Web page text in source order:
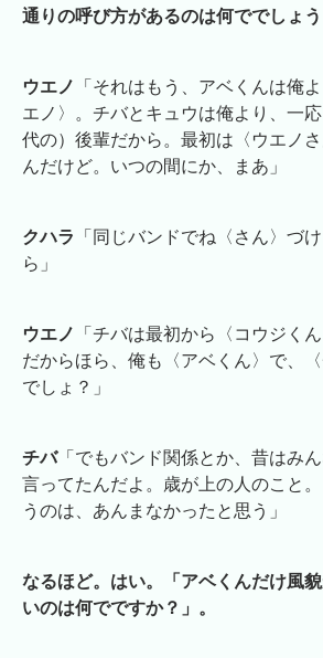
通りの呼び方があるのは何ででしょう
ウエノ
「それはもう、アベくんは俺
エノ〉。チバとキュウは俺より、一
代の）後輩だから。最初は〈ウエノ
んだけど。いつの間にか、まあ」
クハラ
「同じバンドでね〈さん〉づ
ら」
ウエノ
「チバは最初から〈コウジく
だからほら、俺も〈アベくん〉で、〈
でしょ？」
チバ「でもバンド関係とか、昔はみ
言ってたんだよ。歳が上の人のこと
うのは、あんまなかったと思う」
なるほど。はい。「アベくんだけ風
いのは何でですか？」。